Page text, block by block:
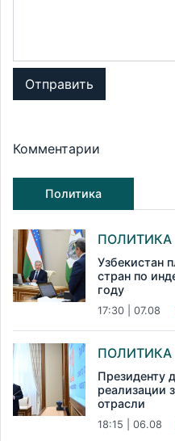
Отправить
Комментарии
Политика
ПОЛИТИКА
Узбекистан
стран по
году
17:30 | 07.08
ПОЛИТИКА
Президенту
реализации
отрасли
18:15 | 06.08